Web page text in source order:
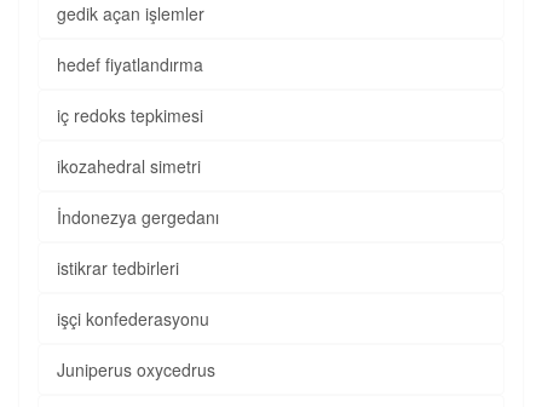
gedik açan işlemler
hedef fiyatlandırma
iç redoks tepkimesi
ikozahedral simetri
İndonezya gergedanı
istikrar tedbirleri
işçi konfederasyonu
Juniperus oxycedrus